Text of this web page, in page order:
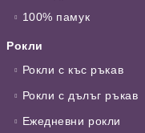
100% памук
Рокли
Рокли с къс ръкав
Рокли с дълъг ръкав
Ежедневни рокли